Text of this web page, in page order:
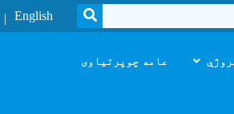
SEARCH
English
عامه چوپرتیاوی